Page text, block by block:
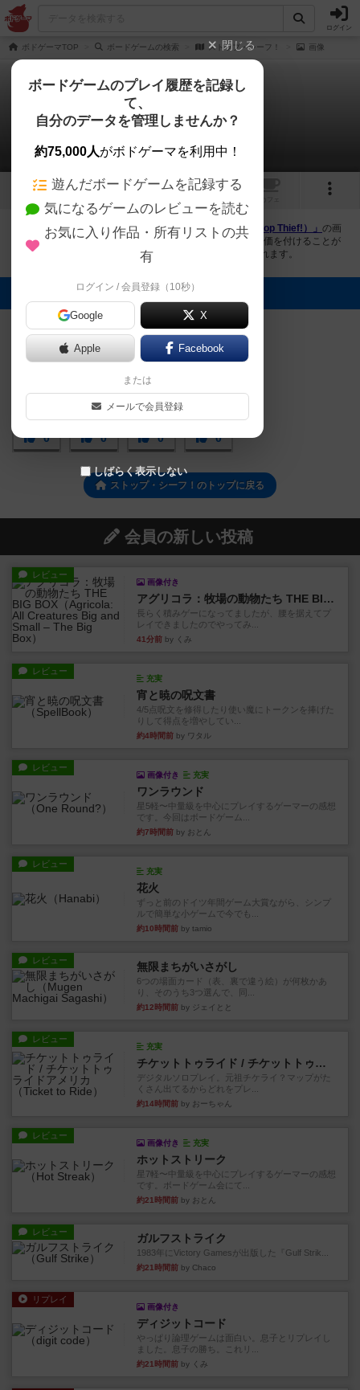
ログイン
ボドゲーマTOP ボードゲームの検索 ストップ・シーフ！ 画像
ストップ・シーフ！
4件の画像
4 1
ボドゲーマにログインすると、 「ストップ・シーフ！（Stop Thief!）」 の画
像をアップロード出来たり、他のユーザーの投稿画像に評価を付けることが
できます。また、トップ6の画像は様々なページで表示されます。
トップに表示される画像
0
BG825
0 0
BG825
0
ストップ・シーフ！のトップに戻る
会員の新しい投稿
レビュー
画像付き
アグリコラ：牧場の動物たち THE BIG BOX
長らく積みゲーになってましたが、腰を据えてプ
レイできましたのでやってみ...
41分前 by くみ
レビュー
充実
宵と暁の呪文書
4/5点呪文を修得したり使い魔にトークンを捧げた
りして得点を増やしてい...
約4時間前 by ワタル
レビュー
画像付き 充実
ワンラウンド
星5軽〜中量級を中心にプレイするゲーマーの感想
です。今回はボードゲーム...
約7時間前 by おとん
レビュー
充実
花火
ずっと前のドイツ年間ゲーム大賞ながら、シンプ
ルで簡単な小ゲームで今でも...
約10時間前 by tamio
レビュー 無限まちがいさがし
6つの場面カード（表、裏で違う絵）が何枚かあ
り、そのうち3つ選んで、同...
約12時間前 by ジェイとと
レビュー
充実
チケットトゥライド / チケットトゥライドアメリカ
デジタルソロプレイ。元祖チケライ？マップがた
くさん出てるからどれをプレ...
約14時間前 by おーちゃん
レビュー
画像付き 充実
ホットストリーク
星7軽〜中量級を中心にプレイするゲーマーの感想
です。ボードゲーム会にて...
約21時間前 by おとん
レビュー ガルフストライク
1983年にVictory Gamesが出版した『Gulf Strik...
約21時間前 by Chaco
リプレイ
画像付き
ディジットコード
やっぱり論理ゲームは面白い。息子とリプレイし
ました。息子の勝ち。これリ...
約21時間前 by くみ
閉じる
ボードゲームのプレイ履歴を記録し
て、
自分のデータを管理しませんか？
約75,000人がボドゲーマを利用中！
遊んだボードゲームを記録する
気になるゲームのレビューを読む
お気に入り作品・所有リストの共
有
ログイン / 会員登録（10秒）
Google X
Apple Facebook
または
メールで会員登録
しばらく表示しない